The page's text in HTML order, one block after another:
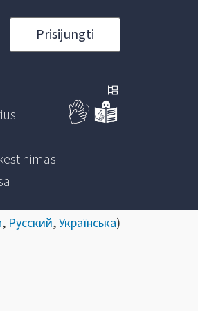
Prisijungti
, Русский,Українська)